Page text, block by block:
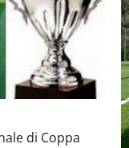
di Coppa